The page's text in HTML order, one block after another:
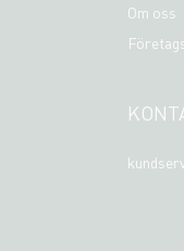
Om oss